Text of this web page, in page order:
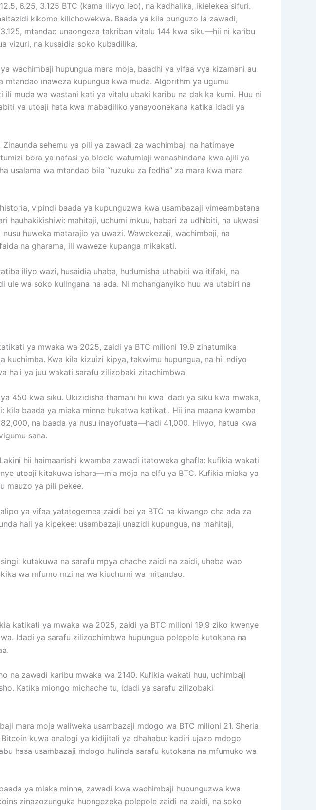
6.25, 3.125 BTC (kama ilivyo leo), na kadhalika, ikielekea sifuri.
kikomo kilichowekwa. Baada ya kila punguzo la zawadi,
mtandao unaongeza takriban vitalu 144 kwa siku—hii ni karibu
vizuri, na kusaidia soko kubadilika.
wachimbaji hupungua mara moja, baadhi ya vifaa vya kizamani au
inaweza kupungua kwa muda. Algorithm ya ugumu
ili muda wa wastani kati ya vitalu ubaki karibu na dakika kumi. Huu ni
ya utoaji hata kwa mabadiliko yanayoonekana katika idadi ya
sehemu ya pili ya zawadi za wachimbaji na hatimaye
bora ya nafasi ya block: watumiaji wanashindana kwa ajili ya
usalama wa mtandao bila “ruzuku za fedha” za mara kwa mara
vipindi baada ya kupunguzwa kwa usambazaji vimeambatana
hauhakikishiwi: mahitaji, uchumi mkuu, habari za udhibiti, na ukwasi
huweka matarajio ya uwazi. Wawekezaji, wachimbaji, na
na gharama, ili waweze kupanga mikakati.
iliyo wazi, husaidia uhaba, hudumisha uthabiti wa itifaki, na
wa soko kulingana na ada. Ni mchanganyiko huu wa utabiri na
ya mwaka wa 2025, zaidi ya BTC milioni 19.9 zinatumika
kuchimba. Kwa kila kizuizi kipya, takwimu hupungua, na hii ndiyo
hali ya juu wakati sarafu zilizobaki zitachimbwa.
450 kwa siku. Ukizidisha thamani hii kwa idadi ya siku kwa mwaka,
baada ya miaka minne hukatwa katikati. Hii ina maana kwamba
na baada ya nusu inayofuata—hadi 41,000. Hivyo, hatua kwa
sana.
hii haimaanishi kwamba zawadi itatoweka ghafla: kufikia wakati
utoaji kitakuwa ishara—mia moja na elfu ya BTC. Kufikia miaka ya
mauzo ya pili pekee.
ya vifaa yatategemea zaidi bei ya BTC na kiwango cha ada za
hali ya kipekee: usambazaji unazidi kupungua, na mahitaji,
kutakuwa na sarafu mpya chache zaidi na zaidi, uhaba wao
wa mfumo mzima wa kiuchumi wa mitandao.
katikati ya mwaka wa 2025, zaidi ya BTC milioni 19.9 ziko kwenye
Idadi ya sarafu zilizochimbwa hupungua polepole kutokana na
na zawadi karibu mwaka wa 2140. Kufikia wakati huu, uchimbaji
Katika miongo michache tu, idadi ya sarafu zilizobaki
mara moja waliweka usambazaji mdogo wa BTC milioni 21. Sheria
kuwa analogi ya kidijitali ya dhahabu: kadiri ujazo mdogo
hasa usambazaji mdogo hulinda sarafu kutokana na mfumuko wa
ya miaka minne, zawadi kwa wachimbaji hupunguzwa kwa
zinazozunguka huongezeka polepole zaidi na zaidi, na soko